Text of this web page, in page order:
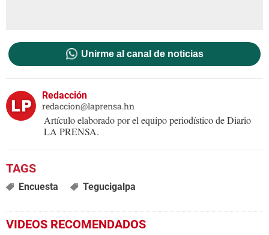
Unirme al canal de noticias
Redacción
redaccion@laprensa.hn
Artículo elaborado por el equipo periodístico de Diario
LA PRENSA.
Encuesta Tegucigalpa
VIDEOS RECOMENDADOS